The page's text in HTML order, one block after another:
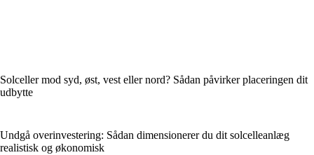
Solceller mod syd, øst, vest eller nord? Sådan påvirker placeringen dit
udbytte
Undgå overinvestering: Sådan dimensionerer du dit solcelleanlæg
realistisk og økonomisk